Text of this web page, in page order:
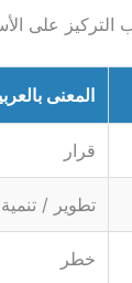
التركيز على
المعنى
قرار
تطوير / تنمية
خطر